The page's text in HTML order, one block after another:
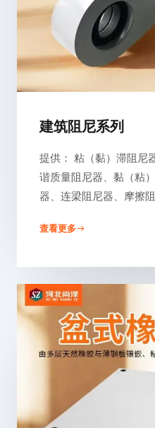
建筑阻尼系列
提供： 粘（黏）滞阻尼
谐质量阻尼器、黏（粘
器、连梁阻尼器、摩擦
查看更多